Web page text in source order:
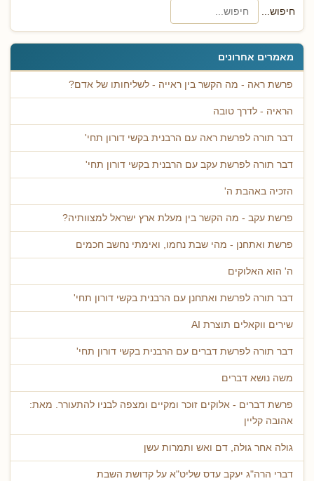
חיפוש...
מאמרים אחרונים
פרשת ראה - מה הקשר בין ראייה - לשליחותו של אדם?
הראיה - לדרך טובה
דבר תורה לפרשת ראה עם הרבנית בקשי דורון תחי'
דבר תורה לפרשת עקב עם הרבנית בקשי דורון תחי'
הזכיה באהבת ה'
פרשת עקב - מה הקשר בין מעלת ארץ ישראל למצוותיה?
פרשת ואתחנן - מהי שבת נחמו, ואימתי נחשב חכמים
ה' הוא האלוקים
דבר תורה לפרשת ואתחנן עם הרבנית בקשי דורון תחי'
שירים ווקאלים תוצרת AI
דבר תורה לפרשת דברים עם הרבנית בקשי דורון תחי'
משה נושא דברים
פרשת דברים - אלוקים זוכר ומקיים ומצפה לבניו להתעורר. מאת:
אהובה קליין
גולה אחר גולה, דם ואש ותמרות עשן
דברי הרה"ג יעקב עדס שליט"א על קדושת השבת